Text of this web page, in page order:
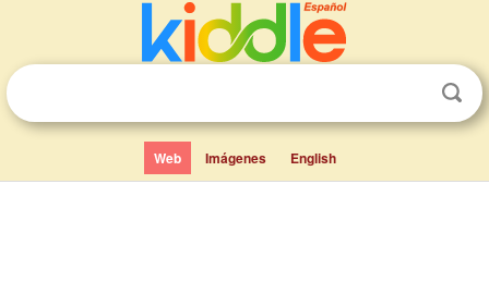
Web Imágenes English